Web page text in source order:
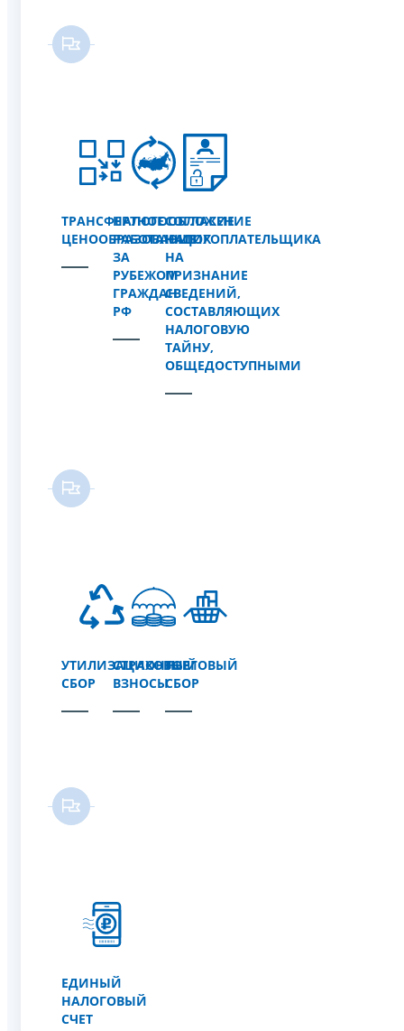
ТРАНСФЕРТНОЕ
ЦЕНООБРАЗОВАНИЕ
НАЛОГООБЛОЖЕНИЕ
РАБОТАЮЩИХ
ЗА
РУБЕЖОМ
ГРАЖДАН
РФ
СОГЛАСИЕ
НАЛОГОПЛАТЕЛЬЩИКА
НА
ПРИЗНАНИЕ
СВЕДЕНИЙ,
СОСТАВЛЯЮЩИХ
НАЛОГОВУЮ
ТАЙНУ,
ОБЩЕДОСТУПНЫМИ
УТИЛИЗАЦИОННЫЙ
СБОР
СТРАХОВЫЕ
ВЗНОСЫ
ТОРГОВЫЙ
СБОР
ЕДИНЫЙ
НАЛОГОВЫЙ
СЧЕТ